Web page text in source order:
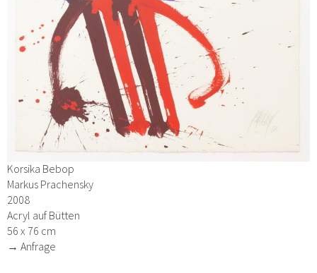
Korsika Bebop
Markus Prachensky
2008
Acryl auf Bütten
56 x 76 cm
→ Anfrage